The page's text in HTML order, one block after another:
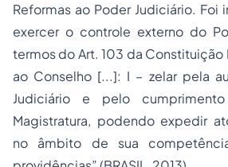
Reformas ao Poder Judiciário. Foi
exercer o controle externo do
termos do Art. 103 da
ao Conselho [...]: I – zelar pela
Judiciário e pelo
Magistratura, podendo expedir
no âmbito de sua